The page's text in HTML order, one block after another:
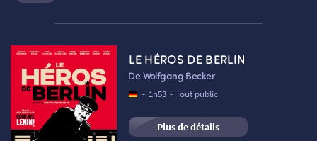
Séance du06/08/2026à 14:00 VF
Cinéma Le Dôme Gambetta – Albertville :Salle n°1
Réserver une place
LE HÉROS DE BERLIN
De Wolfgang Becker
- 1h53 - Tout public
Plus de détails